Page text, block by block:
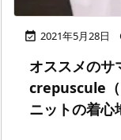
 2021年5月28日
オススメのサ
crepuscule（
ニットの着心